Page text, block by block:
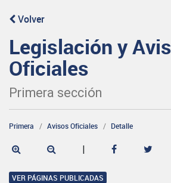
Volver
Legislación y
Oficiales
Primera sección
Primera Avisos Oficiales Detalle
|
VER PÁGINAS PUBLICADAS